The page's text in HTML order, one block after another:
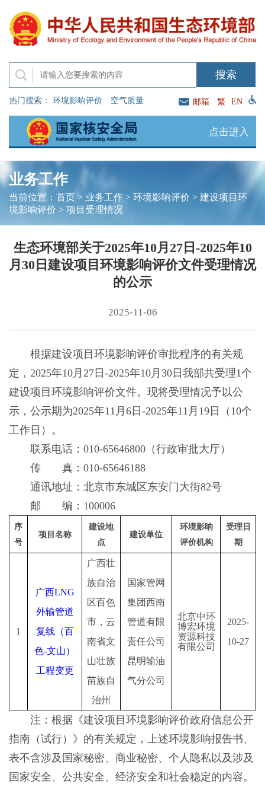
热门搜索： 环境影响评价 空气质量 邮箱 繁 EN
点击进入
业务工作
当前位置： 首页> 业务工作> 环境影响评价 > 建设项目环
境影响评价 > 项目受理情况
生态环境部关于2025年10月27日-2025年10
月30日建设项目环境影响评价文件受理情况
的公示
2025-11-06
根据建设项目环境影响评价审批程序的有关规
定，2025年10月27日-2025年10月30日我部共受理1个
建设项目环境影响评价文件。现将受理情况予以公
示，公示期为2025年11月6日-2025年11月19日（10个
工作日）。
联系电话：010-65646800（行政审批大厅）
传 真：010-65646188
通讯地址：北京市东城区东安门大街82号
邮 编：100006
序
号
项目名称
建设地
点
建设单位
环境影响
评价机构
受理日
期
1
广西LNG
外输管道
复线（百
色-文山）
工程变更
广西壮
族自治
区百色
市，云
南省文
山壮族
苗族自
治州
国家管网
集团西南
管道有限
责任公司
昆明输油
气分公司
北京中环
博宏环境
资源科技
有限公司
2025-
10-27
注：根据《建设项目环境影响评价政府信息公开
指南（试行）》的有关规定，上述环境影响报告书、
表不含涉及国家秘密、商业秘密、个人隐私以及涉及
国家安全、公共安全、经济安全和社会稳定的内容。